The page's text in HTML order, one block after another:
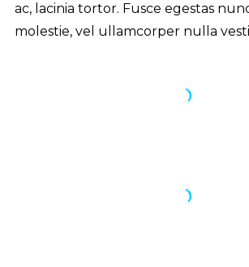
ac, lacinia tortor. Fusce egestas
molestie, vel ullamcorper nulla